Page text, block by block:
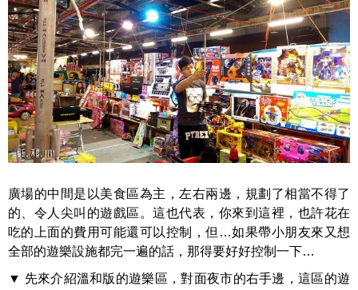
廣場的中間是以美食區為主，左右兩邊，規劃了相當不得了
的、令人尖叫的遊戲區。這也代表，你來到這裡，也許花在
吃的上面的費用可能還可以控制，但…如果帶小朋友來又想
全部的遊樂設施都完一遍的話，那得要好好控制一下…
▼ 先來介紹溫和版的遊樂區，對面夜市的右手邊，這區的遊